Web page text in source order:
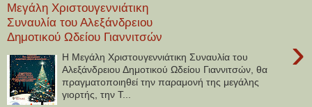
Μεγάλη Χριστουγεννιάτικη
Συναυλία του Αλεξάνδρειου
Δημοτικού Ωδείου Γιαννιτσών
›
Η Μεγάλη Χριστουγεννιάτικη Συναυλία του
Αλεξάνδρειου Δημοτικού Ωδείου Γιαννιτσών, θα
πραγματοποιηθεί την παραμονή της μεγάλης
γιορτής, την Τ...